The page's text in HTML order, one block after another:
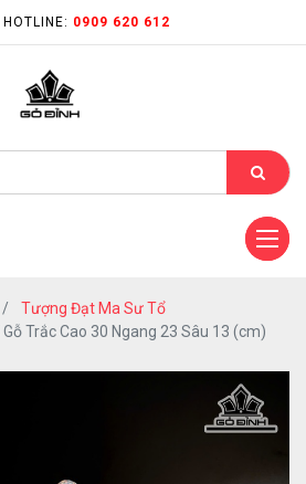
HOTLINE: 0909 620 612
Tượng Đạt Ma Sư Tổ
Trắc Cao 30 Ngang 23 Sâu 13 (cm)